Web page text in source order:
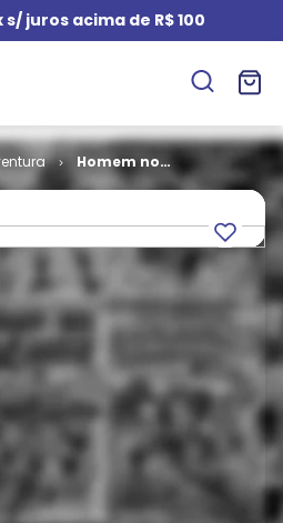
juros acima de R$ 100
Homem no
Espaço Ano 1